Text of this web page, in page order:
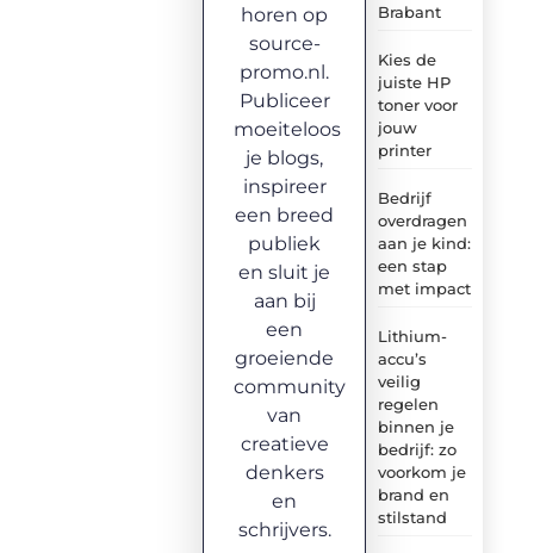
Brabant
Kies de
juiste HP
toner voor
jouw
printer
Bedrijf
overdragen
aan je kind:
een stap
met impact
Lithium-
accu’s
veilig
regelen
binnen je
bedrijf: zo
voorkom je
brand en
stilstand
horen op
source-
promo.nl.
Publiceer
moeiteloos
je blogs,
inspireer
een breed
publiek
en sluit je
aan bij
een
groeiende
community
van
creatieve
denkers
en
schrijvers.